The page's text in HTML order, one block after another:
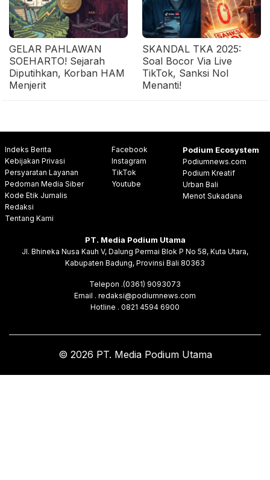
GELAR PAHLAWAN
SOEHARTO! Sejarah
Diputihkan, Korban HAM
Menjerit
SKANDAL TKA 2025:
Soal Bocor Via Live
TikTok, Sanksi Nol
Menanti!
Indeks Berita
Kebijakan Privasi
Persyaratan Layanan
Pedoman Media Siber
Kode Etik Jurnalis
Redaksi
Tentang Kami
Facebook
Instagram
TikTok
Youtube
Podium Ecosystem
Podiumnews.com
Podium Kreatif
Urban Bali
Menot Sukadana
PT. Media Podium Utama
Jl. Bhineka Nusa Kauh V, Dalung Permai Blok P No 58, Kuta Utara,
Kabupaten Badung, Provinsi Bali 80363
Telepon .(0361) 9093073
Email . redaksi@podiumnews.com
Hotline . 0821 4594 6900
© 2026 PT. Media Podium Utama